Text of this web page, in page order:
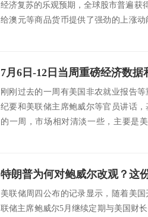
经济复苏的乐观预期，全球股市普遍获
给澳元等商品货币提供了强劲的上涨
刚刚过去的一周有美国非农就业报告
纪要和美联储主席鲍威尔等官员讲话
的一周，市场相对清淡一些，主要是
特朗普为何对鲍威尔改观？这
美联储周四公布的记录显示，随着美
联储主席鲍威尔5月继续定期与美国财